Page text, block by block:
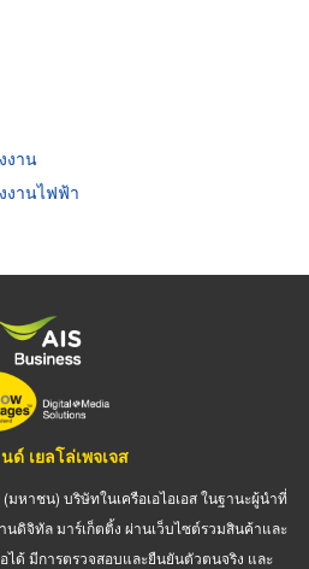
งาน
งานไฟฟ้า
ด์ เยลโล่เพจเจส
มหาชน) บริษัทในเครือเอไอเอส ในฐานะผู้นำที่
ดิจิทัล มาร์เก็ตติ้ง ผ่านเว็บไซต์รวมสินค้าและ
ได้ มีการตรวจสอบและยืนยันตัวตนจริง และ